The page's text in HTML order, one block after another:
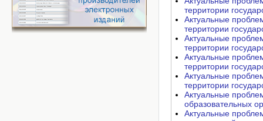
территории
Актуальные
территории
Актуальные
территории
Актуальные
территории
Актуальные
территории
Актуальные
образовательных
Актуальные